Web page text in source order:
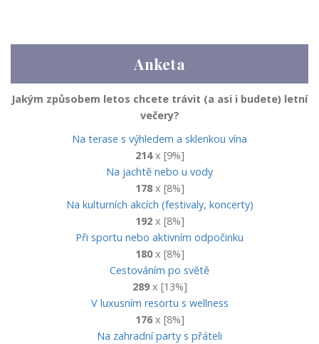
Anketa
Jakým způsobem letos chcete trávit (a asi i budete) letní
večery?
Na terase s výhledem a sklenkou vína
214x [9%]
Na jachtě nebo u vody
178x [8%]
Na kulturních akcích (festivaly, koncerty)
192x [8%]
Při sportu nebo aktivním odpočinku
180x [8%]
Cestováním po světě
289x [13%]
V luxusním resortu s wellness
176x [8%]
Na zahradní party s přáteli